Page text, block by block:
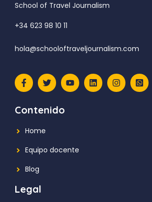
School of Travel Journalism
+34 623 98 10 11
hola@schooloftraveljournalism.com
Contenido
Home
Equipo docente
Blog
Legal